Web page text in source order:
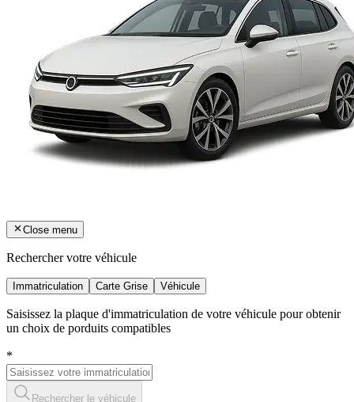
Close menu
Rechercher votre véhicule
Immatriculation Carte Grise Véhicule
Saisissez la plaque d'immatriculation de votre véhicule pour obtenir
un choix de porduits compatibles
*
Rechercher le véhicule